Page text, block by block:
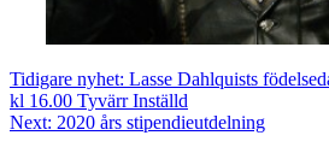
Inläggsnavigering
Tidigare nyhet: Lasse Dahlquists
kl 16.00 Tyvärr Inställd
Next: 2020 års stipendieutdelning